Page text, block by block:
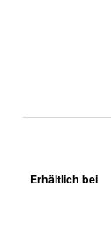
Erhältlich bei